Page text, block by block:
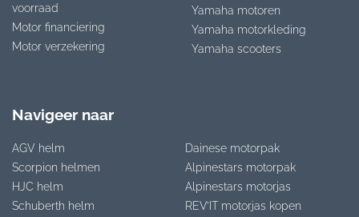
voorraad
Motor financiering
Motor verzekering
Yamaha motoren
Yamaha motorkleding
Yamaha scooters
Navigeer naar
AGV helm
Scorpion helmen
HJC helm
Schuberth helm
Dainese motorpak
Alpinestars motorpak
Alpinestars motorjas
REV’IT motorjas kopen